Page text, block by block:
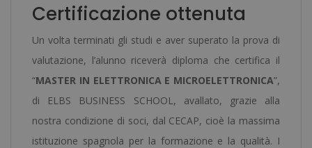
Certificazione ottenuta
Un volta terminati gli studi e aver superato la prova di
valutazione, l’alunno riceverà diploma che certifica il
“MASTER IN ELETTRONICA E MICROELETTRONICA”,
di ELBS BUSINESS SCHOOL, avallato, grazie alla
nostra condizione di soci, dal CECAP, cioè la massima
istituzione spagnola per la formazione e la qualità. I